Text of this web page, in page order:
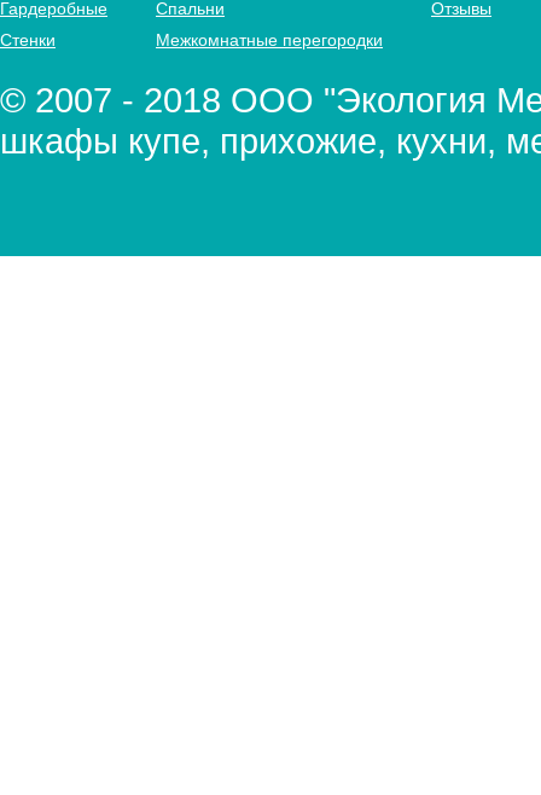
Гардеробные
Стенки
Спальни
Межкомнатные перегородки
Отзывы
© 2007 - 2018 ООО "Экология
шкафы купе, прихожие, кухни,